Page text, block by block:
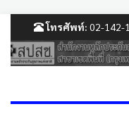
โทรศัพท์: 02-142-